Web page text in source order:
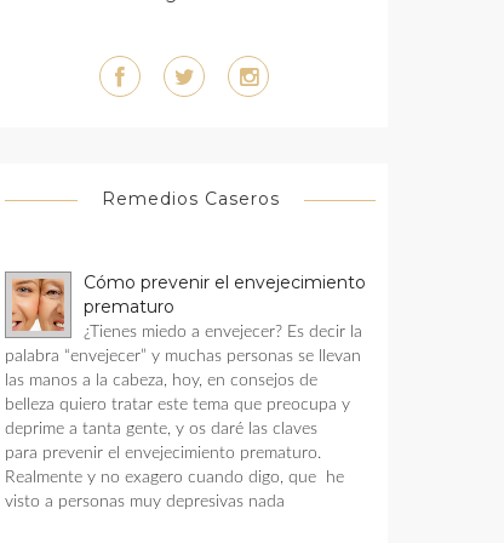
Remedios Caseros
Cómo prevenir el envejecimiento
prematuro
¿Tienes miedo a envejecer? Es decir la
palabra “envejecer” y muchas personas se llevan
las manos a la cabeza, hoy, en consejos de
belleza quiero tratar este tema que preocupa y
deprime a tanta gente, y os daré las claves
para prevenir el envejecimiento prematuro.
Realmente y no exagero cuando digo, que he
visto a personas muy depresivas nada